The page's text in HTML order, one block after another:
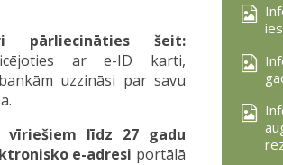
šeit:
ar e-ID karti,
uzzināsi par savu
vīriešiem līdz 27 gadu
e-adresi portālā